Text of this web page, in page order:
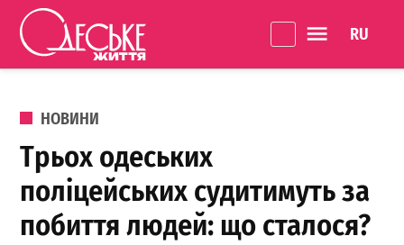
Перейти до вмісту
Життя
ОПУБЛІКОВАНО В
НОВИНИ
Трьох одеських
поліцейських судитимуть за
побиття людей: що сталося?